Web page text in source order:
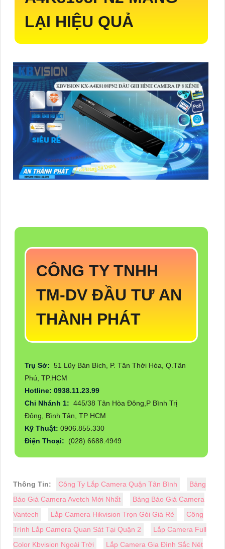
LẠI HIỆU QUẢ
CÔNG TY TNHH
TM-DV ĐẦU TƯ AN
THÀNH PHÁT
Trụ Sở: 51 Lũy Bán Bích, P. Tân Thới Hòa, Q.Tân
Phú, TP.HCM
Hotline: 0938.11.23.99
Chi Nhánh 1: 445/38 Tân Hòa Đông,P Bình Trị
Đông, Bình Tân, TP HCM
Kỹ Thuật: 0906.855.330
Điện Thoại:
(028) 6688.4949
Thông Tin: Công Ty Lắp Camera Quận Tân Bình
Bảng
Báo Giá Camera Avetch Mới Nhất
Bảng Báo Giá Camera
Vantech
Lắp Camera Hikvision Trọn Gói Giá Rẻ
Công
Trình Lắp Camera Quan Sát Tại Quận 2
Lắp Camera Full
Color Kbvision Ngoài Trời
Lắp Camera Gia Đình Sắc Nét